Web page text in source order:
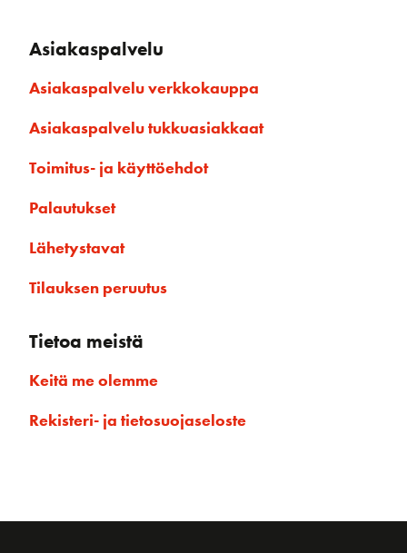
Asiakaspalvelu
Asiakaspalvelu verkkokauppa
Asiakaspalvelu tukkuasiakkaat
Toimitus- ja käyttöehdot
Palautukset
Lähetystavat
Tilauksen peruutus
Tietoa meistä
Keitä me olemme
Rekisteri- ja tietosuojaseloste